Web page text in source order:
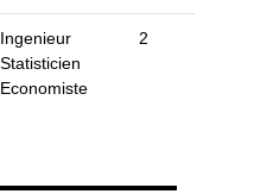
Ingenieur
Statisticien
Economiste
2